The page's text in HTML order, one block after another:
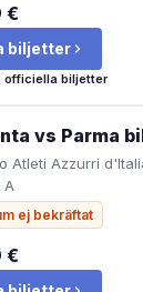
€
biljetter
officiella biljetter
vs Parma
Atleti Azzurri
A
ej bekräftat
€